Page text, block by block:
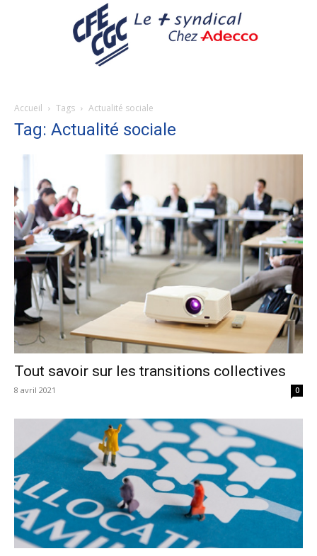
Accueil Tags Actualité sociale
Tag: Actualité sociale
Tout savoir sur les transitions collectives
8 avril 2021 0